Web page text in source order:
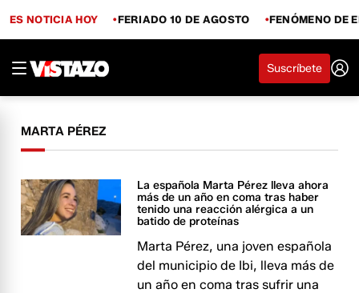
ES NOTICIA HOY FERIADO 10 DE AGOSTO FENÓMENO DE
Suscríbete
MARTA PÉREZ
La española Marta Pérez lleva ahora
más de un año en coma tras haber
tenido una reacción alérgica a un
batido de proteínas
Marta Pérez, una joven española
del municipio de Ibi, lleva más de
un año en coma tras sufrir una